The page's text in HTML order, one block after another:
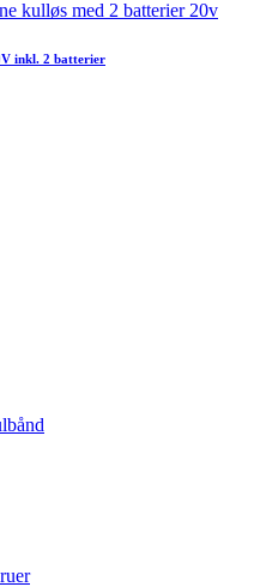
inkl. 2 batterier